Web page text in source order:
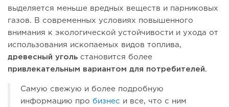
выделяется меньше вредных веществ и парниковых
газов. В современных условиях повышенного
внимания к экологической устойчивости и ухода от
использования ископаемых видов топлива,
древесный уголь становится более
привлекательным вариантом для потребителей.
Самую свежую и более подробную
информацию про бизнес и все, что с ним